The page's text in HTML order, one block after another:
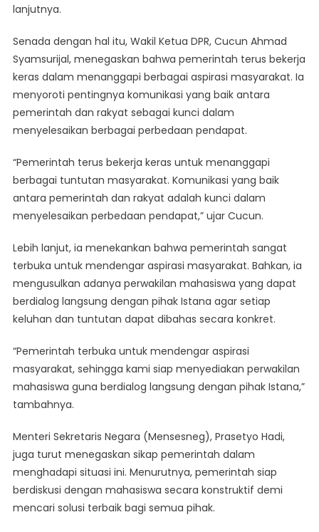
lanjutnya.
Senada dengan hal itu, Wakil Ketua DPR, Cucun Ahmad
Syamsurijal, menegaskan bahwa pemerintah terus bekerja
keras dalam menanggapi berbagai aspirasi masyarakat. Ia
menyoroti pentingnya komunikasi yang baik antara
pemerintah dan rakyat sebagai kunci dalam
menyelesaikan berbagai perbedaan pendapat.
“Pemerintah terus bekerja keras untuk menanggapi
berbagai tuntutan masyarakat. Komunikasi yang baik
antara pemerintah dan rakyat adalah kunci dalam
menyelesaikan perbedaan pendapat,” ujar Cucun.
Lebih lanjut, ia menekankan bahwa pemerintah sangat
terbuka untuk mendengar aspirasi masyarakat. Bahkan, ia
mengusulkan adanya perwakilan mahasiswa yang dapat
berdialog langsung dengan pihak Istana agar setiap
keluhan dan tuntutan dapat dibahas secara konkret.
“Pemerintah terbuka untuk mendengar aspirasi
masyarakat, sehingga kami siap menyediakan perwakilan
mahasiswa guna berdialog langsung dengan pihak Istana,”
tambahnya.
Menteri Sekretaris Negara (Mensesneg), Prasetyo Hadi,
juga turut menegaskan sikap pemerintah dalam
menghadapi situasi ini. Menurutnya, pemerintah siap
berdiskusi dengan mahasiswa secara konstruktif demi
mencari solusi terbaik bagi semua pihak.